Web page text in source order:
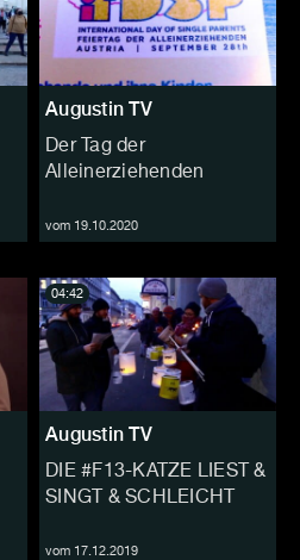
Augustin TV
Der Tag der
Alleinerziehenden
vom 19.10.2020
Augustin TV
DIE #F13-KATZE LIEST &
SINGT & SCHLEICHT
vom 17.12.2019
04:42